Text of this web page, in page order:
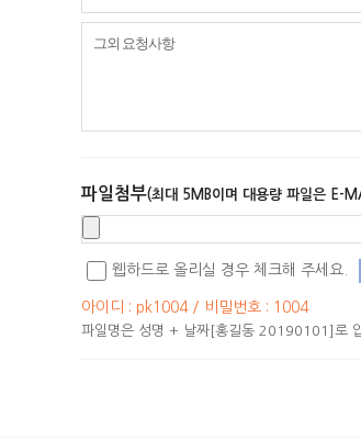
파일첨부(최대 5MB이며 대용량 파일은 E-
웹하드로 올리실 경우 체크해 주세요.
아이디 : pk1004 / 비밀번호 : 1004
파일명은 성명 + 날짜[홍길동 20190101]로